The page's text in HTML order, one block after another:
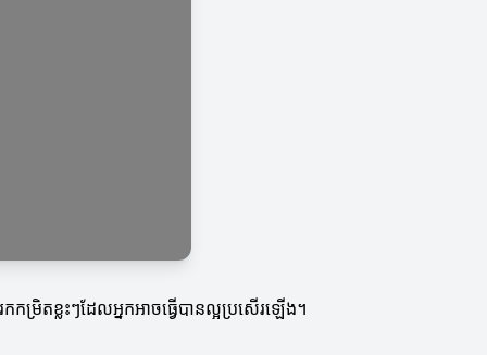
ម្រិតខ្លះៗដែលអ្នកអាចធ្វើបានល្អប្រសើរឡើង។